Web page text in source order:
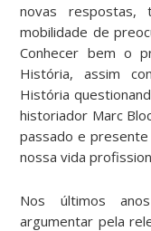
novas respostas,
mobilidade de
Conhecer bem o
História, assim
História
historiador Marc
passado e
nossa vida
Nos últimos
argumentar pela